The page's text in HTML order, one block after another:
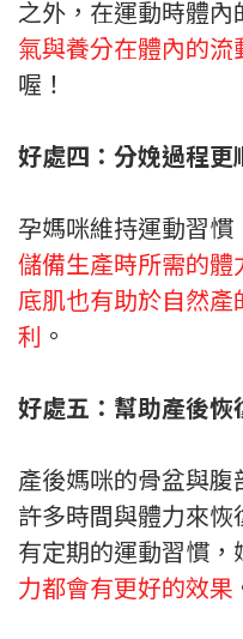
之外，在運動時體
氣與養分在體內的流
喔！
好處四：分娩過程更
孕媽咪維持運動習
儲備生產時所需的體
底肌也有助於自然
利 。
好處五：幫助產後恢
產後媽咪的骨盆與
許多時間與體力來
有定期的運動習慣，
力都會有更好的效果